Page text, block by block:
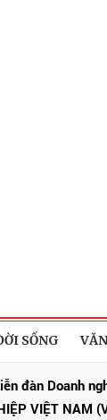
SỐNG
đàn Doanh
VIỆT NAM